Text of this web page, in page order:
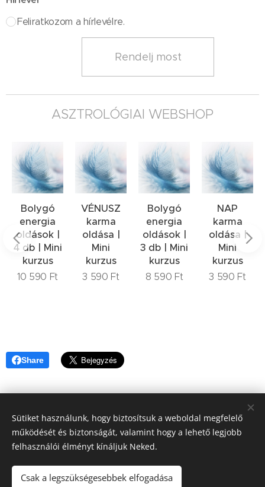
Feliratkozom a hírlevélre.
Rendelj most
ASZTROLÓGIAI WEBSHOP
Bolygó
energia
oldások |
4 db | Mini
kurzus
10 590 Ft
VÉNUSZ
karma
oldása |
Mini
kurzus
3 590 Ft
Bolygó
energia
oldások |
3 db | Mini
kurzus
8 590 Ft
NAP
karma
oldása |
Mini
kurzus
3 590 Ft
Share
Csatlakozz a VediKarrierInstagram ésFacebookoldalához.
Copyright © Szarka Dóra
Sütiket használunk, hogy biztosítsuk a weboldal megfelelő
működését és biztonságát, valamint hogy a lehető legjobb
felhasználói élményt kínáljuk Neked.
Csak a legszükségesebbek elfogadása